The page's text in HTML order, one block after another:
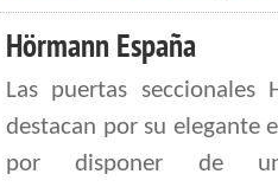
Hörmann España
Las puertas seccionales
destacan por su elegante
por disponer de